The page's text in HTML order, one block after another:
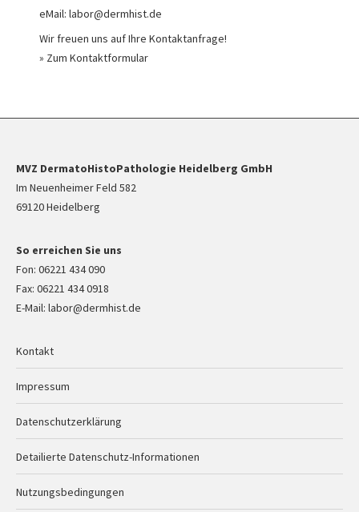
eMail: labor@dermhist.de
Wir freuen uns auf Ihre Kontaktanfrage!
» Zum Kontaktformular
MVZ DermatoHistoPathologie Heidelberg GmbH
Im Neuenheimer Feld 582
69120 Heidelberg
So erreichen Sie uns
Fon: 06221 434 090
Fax: 06221 434 0918
E-Mail: labor@dermhist.de
Kontakt
Impressum
Datenschutzerklärung
Detailierte Datenschutz-Informationen
Nutzungsbedingungen